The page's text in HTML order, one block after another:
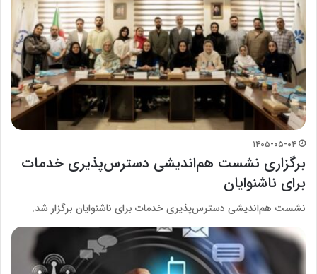
۱۴۰۵-۰۵-۰۴
برگزاری نشست هم‌اندیشی دسترس‌پذیری خدمات
برای ناشنوایان
نشست هم‌اندیشی دسترس‌پذیری خدمات برای ناشنوایان برگزار شد.